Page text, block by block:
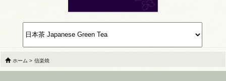
ホーム > 信楽焼